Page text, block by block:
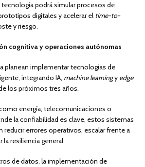
tecnología podrá simular procesos de
digitales y acelerar el time-to-
y riesgo.
cognitiva y operaciones autónomas
planean implementar tecnologías de
integrando IA, machine learningy edge
los próximos tres años.
energía, telecomunicaciones o
la confiabilidad es clave, estos sistemas
errores operativos, escalar frente a
la resiliencia general.
de datos, la implementación de